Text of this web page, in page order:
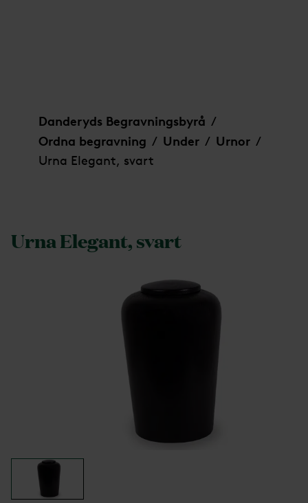
Danderyds Begravningsbyrå /
Ordna begravning / Under / Urnor /
Urna Elegant, svart
Urna Elegant, svart